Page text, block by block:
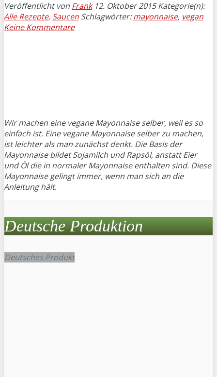
Veröffentlicht von Frank 12. Oktober 2015 Kategorie(n):
Alle Rezepte, Saucen Schlagwörter:mayonnaise, vegan
Keine Kommentare
Wir machen eine vegane Mayonnaise selber, weil es so
einfach ist. Eine vegane Mayonnaise selber zu machen,
ist leichter als man zunächst denkt. Die Basis der
Mayonnaise bildet Sojamilch und Rapsöl, anstatt Eier
und Öl die in normaler Mayonnaise enthalten sind. Diese
Mayonnaise gelingt immer, wenn man sich an die
Anleitung hält.
Deutsche Produktion
Deutsches Produkt